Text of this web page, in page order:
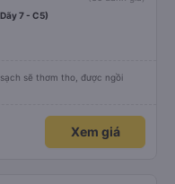
7 - C5)
sẽ thơm tho, được ngồi
Xem giá